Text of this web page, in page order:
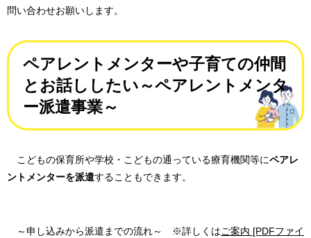
問い合わせお願いします。
ペアレントメンターや子育ての仲間
とお話ししたい～ペアレントメンタ
ー派遣事業～
こどもの保育所や学校・こどもの通っている療育機関等にペアレ
ントメンターを派遣することもできます。
～申し込みから派遣までの流れ～ ※詳しくはご案内 [PDFファイ